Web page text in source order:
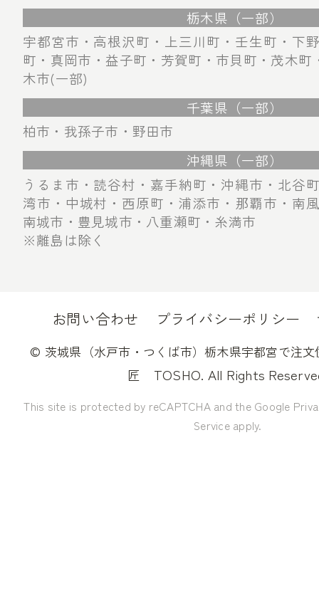
栃木県（一部）
宇都宮市・高根沢町・上三川町・壬生町・下
町・真岡市・益子町・芳賀町・市貝町・茂木
木市(一部)
千葉県（一部）
柏市・我孫子市・野田市
沖縄県（一部）
うるま市・読谷村・嘉手納町・沖縄市・北谷
湾市・中城村・西原町・浦添市・那覇市・南
南城市・豊見城市・八重瀬町・糸満市
※離島は除く
お問い合わせ プライバシーポリシー
© 茨城県（水戸市・つくば市）栃木県宇都宮で注
匠
TOSHO. All Rights
This site is protected by reCAPTCHA and the Google
Service apply.